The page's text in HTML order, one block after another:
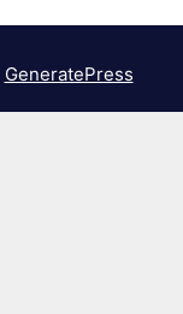
GeneratePress